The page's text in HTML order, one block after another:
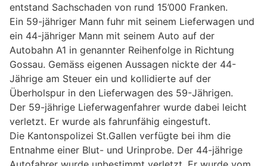
entstand Sachschaden von rund 15’000 Franken.
Ein 59-jähriger Mann fuhr mit seinem Lieferwagen und
ein 44-jähriger Mann mit seinem Auto auf der
Autobahn A1 in genannter Reihenfolge in Richtung
Gossau. Gemäss eigenen Aussagen nickte der 44-
Jährige am Steuer ein und kollidierte auf der
Überholspur in den Lieferwagen des 59-Jährigen.
Der 59-jährige Lieferwagenfahrer wurde dabei leicht
verletzt. Er wurde als fahrunfähig eingestuft.
Die Kantonspolizei St.Gallen verfügte bei ihm die
Entnahme einer Blut- und Urinprobe. Der 44-jährige